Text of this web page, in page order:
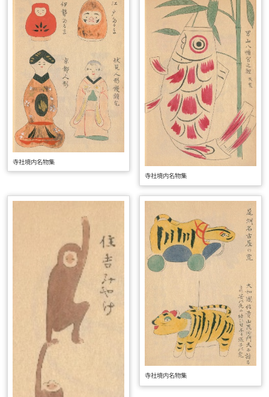
寺社境内名物集
寺社境内名物集
寺社境内名物集